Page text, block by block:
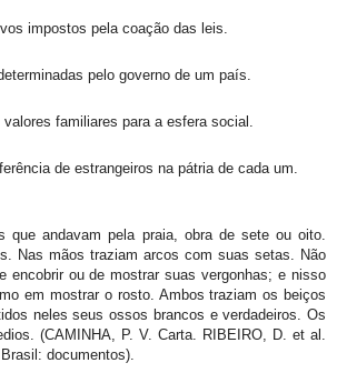
impostos pela coação das leis.
pelo governo de um país.
familiares para a esfera social.
de estrangeiros na pátria de cada um.
que andavam pela praia, obra de sete ou oito.
Nas mãos traziam arcos com suas setas. Não
encobrir ou de mostrar suas vergonhas; e nisso
em mostrar o rosto. Ambos traziam os beiços
neles seus ossos brancos e verdadeiros. Os
(CAMINHA, P. V. Carta. RIBEIRO, D. et al.
documentos).